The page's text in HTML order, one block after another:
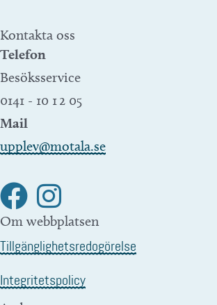
Kontakta oss
Telefon
Besöksservice
0141 - 10 1 2 05
Mail
upplev@motala.se
Om webbplatsen
Tillgänglighetsredogörelse
Integritetspolicy